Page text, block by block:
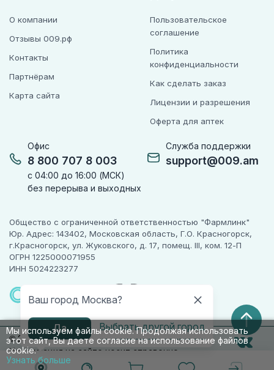
Ваш город Москва?
Да Выбрать другой город
Мы используем файлы cookie. Продолжая использовать
этот сайт, Вы даете согласие на использование файлов
cookie.
Узнать больше
Офис
8 800 707 8 003
с 04:00 до 16:00 (МСК)
без перерыва и выходных
Служба поддержки
support@009.am
О компании
Отзывы 009.рф
Контакты
Партнёрам
Карта сайта
Пользовательское
соглашение
Политика
конфиденциальности
Как сделать заказ
Лицензии и разрешения
Оферта для аптек
Общество с ограниченной ответственностью "Фармлинк"
Юр. Адрес: 143402, Московская область, Г.О. Красногорск,
г.Красногорск, ул. Жуковского, д. 17, помещ. III, ком. 12-П
ОГРН 1225000071955
ИНН 5024223277
© 2010-2026 009.РФ. Все права защищены
Информация на сайте носит справочно-
информационный характер и не является